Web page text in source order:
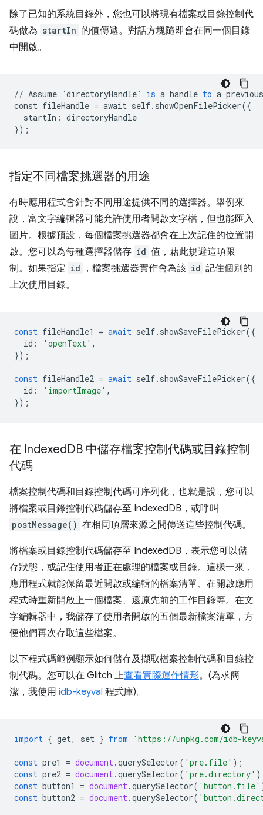
除了已知的系統目錄外，您也可以將現有檔案或目錄控制代
碼做為 startIn 的值傳遞。對話方塊隨即會在同一個目錄
中開啟。
// Assume `directoryHandle` is a handle to a
const fileHandle = await self. showOpenFilePicker({
startIn : directoryHandle
});
指定不同檔案挑選器的用途
有時應用程式會針對不同用途提供不同的選擇器。舉例來
說，富文字編輯器可能允許使用者開啟文字檔，但也能匯入
圖片。根據預設，每個檔案挑選器都會在上次記住的位置開
啟。您可以為每種選擇器儲存 id 值，藉此規避這項限
制。如果指定 id ，檔案挑選器實作會為該 id 記住個別的
上次使用目錄。
const fileHandle1 = await self. showSaveFilePicker({
id : 'openText' ,
});
const fileHandle2 = await self. showSaveFilePicker({
id : 'importImage' ,
});
在 IndexedDB 中儲存檔案控制代碼或目錄控制
代碼
檔案控制代碼和目錄控制代碼可序列化，也就是說，您可以
將檔案或目錄控制代碼儲存至 IndexedDB，或呼叫
postMessage() 在相同頂層來源之間傳送這些控制代碼。
將檔案或目錄控制代碼儲存至 IndexedDB，表示您可以儲
存狀態，或記住使用者正在處理的檔案或目錄。這樣一來，
應用程式就能保留最近開啟或編輯的檔案清單、在開啟應用
程式時重新開啟上一個檔案、還原先前的工作目錄等。在文
字編輯器中，我儲存了使用者開啟的五個最新檔案清單，方
便他們再次存取這些檔案。
以下程式碼範例顯示如何儲存及擷取檔案控制代碼和目錄控
制代碼。您可以在 Glitch 上查看實際運作情形。(為求簡
潔，我使用 idb-keyval 程式庫)。
import { get, set } from 'https://unpkg.com/idb-
const pre1 = document.querySelector( 'pre.file' );
const pre2 = document.querySelector( 'pre.directory'
const button1 = document.querySelector( 'button.file'
const button2 = document.querySelector(